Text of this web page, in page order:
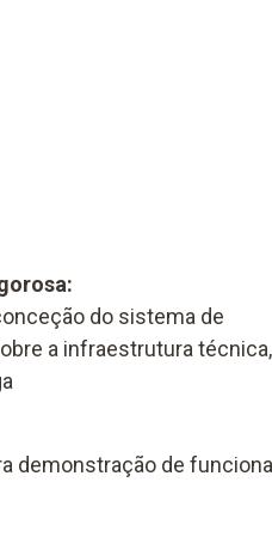
do sistema de
a infraestrutura
demonstração de